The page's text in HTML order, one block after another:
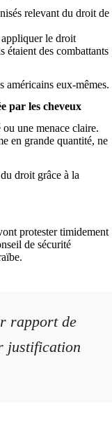
relevant du droit de
le droit
des combattants
américains eux-mêmes.
par les cheveux
une menace claire.
en grande quantité, ne
droit grâce à la
protester timidement
de sécurité
rapport de
justification